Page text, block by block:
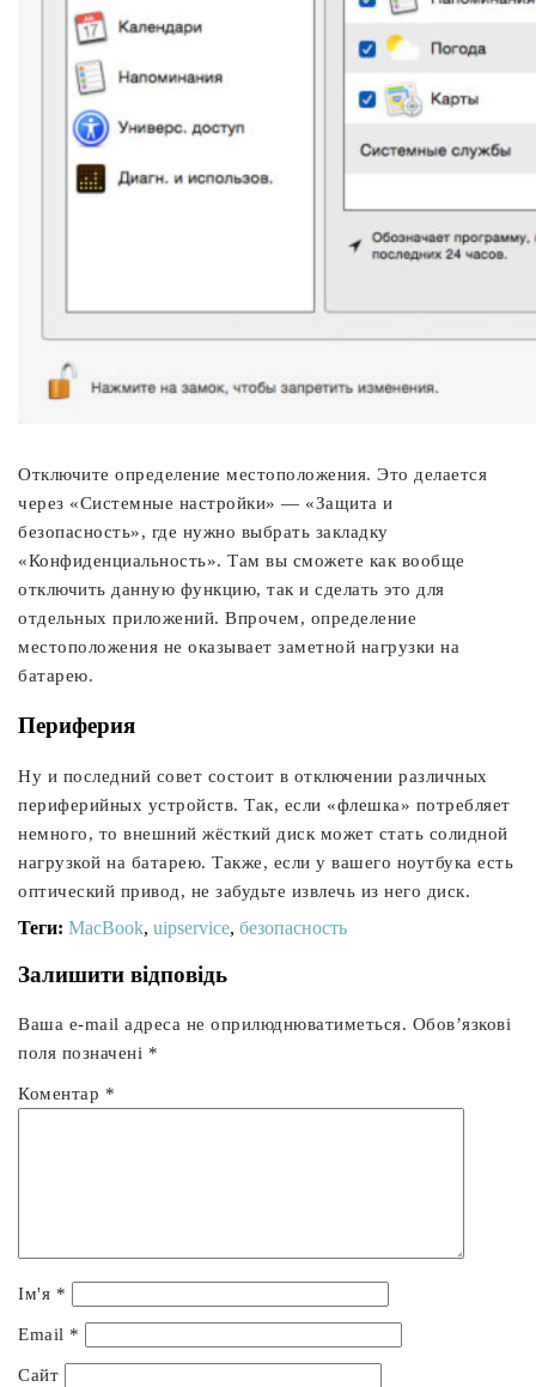
Отключите определение местоположения. Это делается
через «Системные настройки» — «Защита и
безопасность», где нужно выбрать закладку
«Конфиденциальность». Там вы сможете как вообще
отключить данную функцию, так и сделать это для
отдельных приложений. Впрочем, определение
местоположения не оказывает заметной нагрузки на
батарею.
Периферия
Ну и последний совет состоит в отключении различных
периферийных устройств. Так, если «флешка» потребляет
немного, то внешний жёсткий диск может стать солидной
нагрузкой на батарею. Также, если у вашего ноутбука есть
оптический привод, не забудьте извлечь из него диск.
Теги: MacBook, uipservice, безопасность
Залишити відповідь
Ваша e-mail адреса не оприлюднюватиметься. Обов’язкові
поля позначені *
Коментар *
Ім'я *
Email *
Сайт